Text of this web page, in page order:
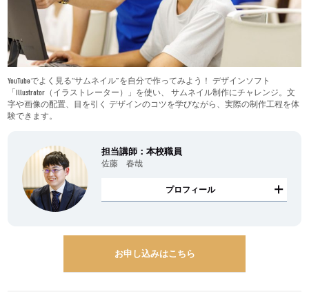
YouTubeでよく見る“サムネイル”を自分で作ってみよう！ デザインソフト
「Illustrator（イラストレーター）」を使い、 サムネイル制作にチャレンジ。文
字や画像の配置、目を引く デザインのコツを学びながら、実際の制作工程を体
験できます。
担当講師：本校職員
佐藤 春哉
プロフィール
お申し込みはこちら